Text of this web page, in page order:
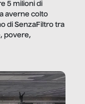
5 milioni di
averne colto
di SenzaFiltro tra
povere,